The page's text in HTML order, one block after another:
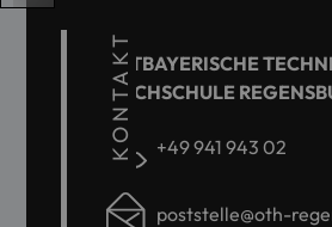
KONTAKT
OSTBAYERISCHE
HOCHSCHULE
+49 941 943 02
poststelle@oth-